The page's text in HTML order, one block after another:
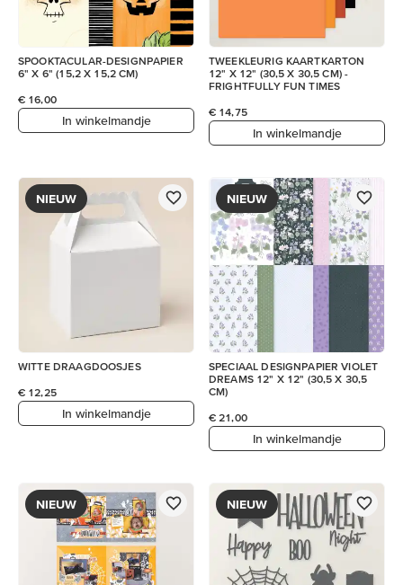
SPOOKTACULAR-DESIGNPAPIER
6" X 6" (15,2 X 15,2 CM)
€ 16,00
In winkelmandje
TWEEKLEURIG KAARTKARTON
12" X 12" (30,5 X 30,5 CM) -
FRIGHTFULLY FUN TIMES
€ 14,75
In winkelmandje
NIEUW
WITTE DRAAGDOOSJES
€ 12,25
In winkelmandje
NIEUW
SPECIAAL DESIGNPAPIER VIOLET
DREAMS 12" X 12" (30,5 X 30,5
CM)
€ 21,00
In winkelmandje
NIEUW NIEUW